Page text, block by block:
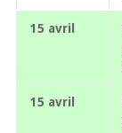
15 avril
15 avril